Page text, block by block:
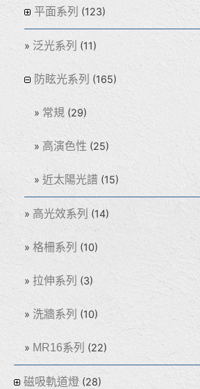
平面系列 (123)
泛光系列 (11)
防眩光系列 (165)
常規 (29)
高演色性 (25)
近太陽光譜 (15)
高光效系列 (14)
格柵系列 (10)
拉伸系列 (3)
洗牆系列 (10)
MR16系列 (22)
磁吸軌道燈 (28)